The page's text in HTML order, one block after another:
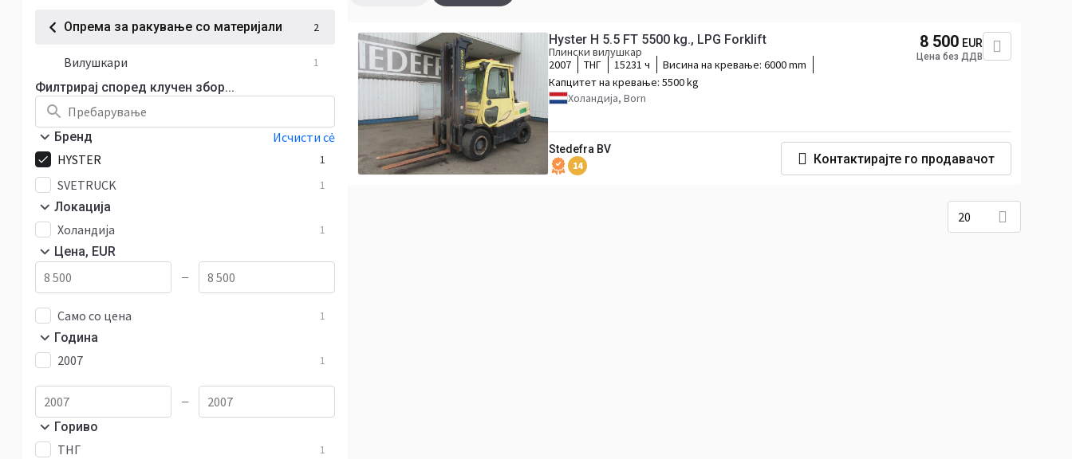
Опрема за ракување со материјали 2
Вилушкари 1
Филтрирај според клучен збор...
Бренд
Исчисти сė
HYSTER
1
SVETRUCK 1
Локација
Холандија 1
Цена, EUR
—
Само со цена 1
Година
2007 1
—
Гориво
ТНГ 1
Hyster H 5.5 FT 5500 kg., LPG Forklift
Плински вилушкар
2007
ТНГ 15231 ч Висина на кревање: 6000 mm
Капцитет на кревање: 5500 kg
Холандија, Born
8 500 EUR
Цена без ДДВ
Stedefra BV
14 Контактирајте го продавачот
20